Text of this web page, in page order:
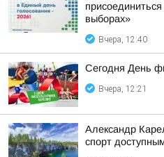
выборах»
Вчера, 12:40
Сегодня День
Вчера, 12:21
Александр
спорт